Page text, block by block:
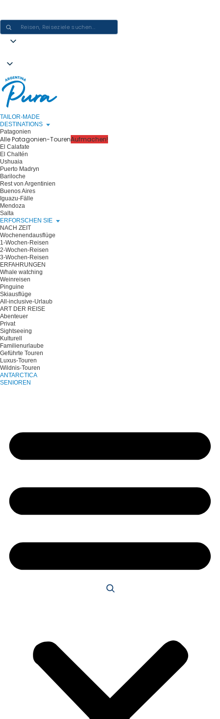
TAILOR-MADE
DESTINATIONS
Patagonien
Alle Patagonien-TourenAufmachen!
El Calafate
El Chaltén
Ushuaia
Puerto Madryn
Bariloche
Rest von Argentinien
Buenos Aires
Iguazu-Fälle
Mendoza
Salta
ERFORSCHEN SIE
NACH ZEIT
Wochenendausflüge
1-Wochen-Reisen
2-Wochen-Reisen
3-Wochen-Reisen
ERFAHRUNGEN
Whale watching
Weinreisen
Pinguine
Skiausflüge
All-inclusive-Urlaub
ART DER REISE
Abenteuer
Privat
Sightseeing
Kulturell
Familienurlaube
Geführte Touren
Luxus-Touren
Wildnis-Touren
ANTARCTICA
SENIOREN